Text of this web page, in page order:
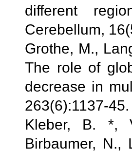
different
Cerebellum,
Grothe, M.,
The role of
decrease in
263(6):1137-45.
Kleber, B. *,
Birbaumer, N.,